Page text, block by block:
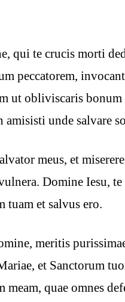
qui te crucis morti
peccatorem,
ut obliviscaris
amisisti unde salvare
meus, et
Domine Iesu,
tuam et salvus ero.
meritis
et Sanctorum
meam, quae omnes